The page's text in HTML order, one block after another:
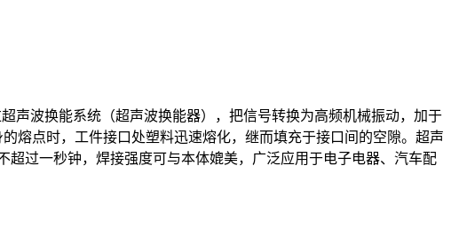
声波换能系统（超声波换能器），把信号转换为高频机械振动，加于
熔点时，工件接口处塑料迅速熔化，继而填充于接口间的空隙。超声
超过一秒钟，焊接强度可与本体媲美，广泛应用于电子电器、汽车配